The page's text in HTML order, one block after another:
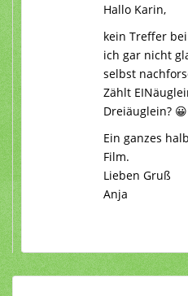
Hallo Karin,
kein Treffer
ich gar nicht
selbst
Zählt
Dreiäuglein? 😀
Ein ganzes
Film.
Lieben Gruß
Anja